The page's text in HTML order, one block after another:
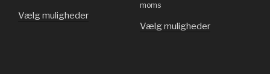
Vælg muligheder
moms
Vælg muligheder